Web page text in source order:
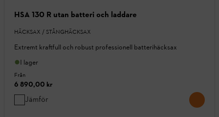
HSA 130 R utan batteri och laddare
HÄCKSAX / STÅNGHÄCKSAX
Extremt kraftfull och robust professionell batterihäcksax
I lager
Från
6 890,00 kr
Jämför